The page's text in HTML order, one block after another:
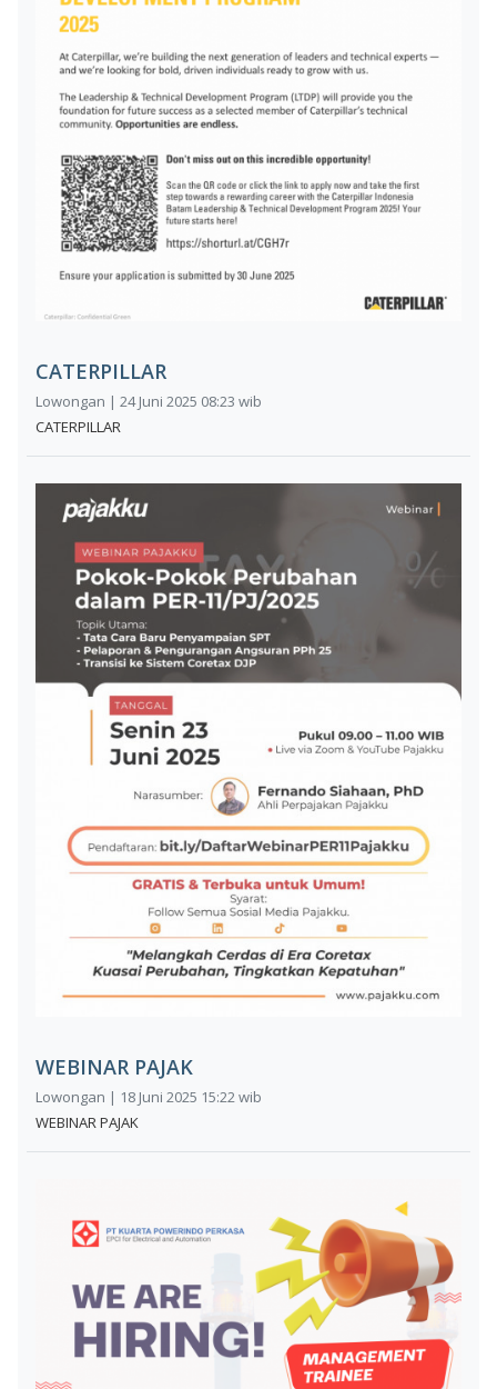
CATERPILLAR
Lowongan | 24 Juni 2025 08:23 wib
CATERPILLAR
WEBINAR PAJAK
Lowongan | 18 Juni 2025 15:22 wib
WEBINAR PAJAK